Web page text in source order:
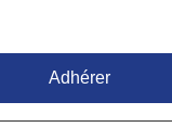
Adhérer